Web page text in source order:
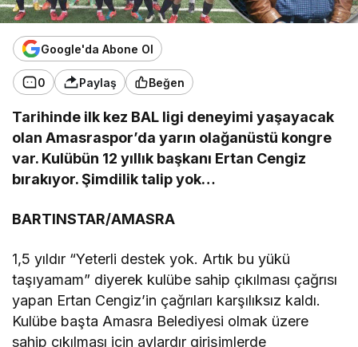
Google'da Abone Ol
0 Paylaş Beğen
Tarihinde ilk kez BAL ligi deneyimi yaşayacak
olan Amasraspor’da yarın olağanüstü kongre
var. Kulübün 12 yıllık başkanı Ertan Cengiz
bırakıyor. Şimdilik talip yok…
BARTINSTAR/AMASRA
1,5 yıldır “Yeterli destek yok. Artık bu yükü
taşıyamam” diyerek kulübe sahip çıkılması çağrısı
yapan Ertan Cengiz’in çağrıları karşılıksız kaldı.
Kulübe başta Amasra Belediyesi olmak üzere
sahip çıkılması için aylardır girişimlerde